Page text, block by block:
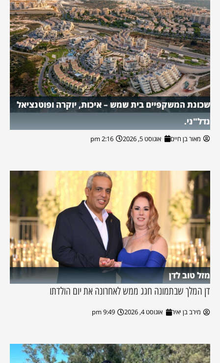
שכונת המשקפיים בית שמש – איכות, יוקרה ופוטנציאל
נדל"ני.
מאור בן חיים אוגוסט 5, 2026 2:16 pm
מזל טוב לדן
דן המלך שבתמונה חגג ממש לאחרונה את יום הולדתו
מירב בן יאיר אוגוסט 4, 2026 9:49 pm